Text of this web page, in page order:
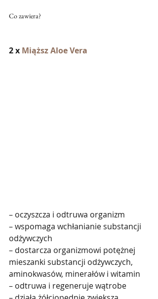
Co zawiera?
2 x Miąższ Aloe Vera
– oczyszcza i odtruwa organizm
– wspomaga wchłanianie substancji
odżywczych
– dostarcza organizmowi potężnej
mieszanki substancji odżywczych,
aminokwasów, minerałów i witamin
– odtruwa i regeneruje wątrobe